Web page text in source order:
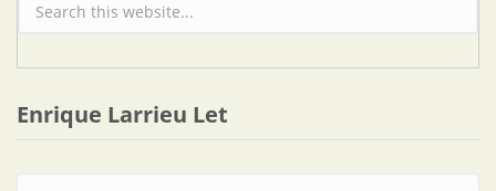
Formulario de búsqueda
Enrique Larrieu Let